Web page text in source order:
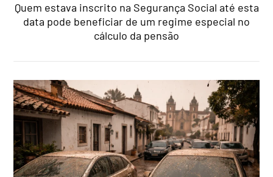
Quem estava inscrito na Segurança Social até esta
data pode beneficiar de um regime especial no
cálculo da pensão